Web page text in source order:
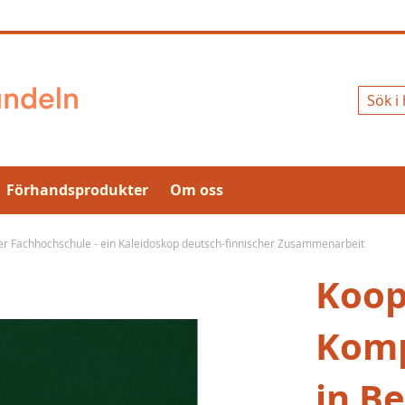
Förhandsprodukter Om oss
Fachhochschule - ein Kaleidoskop deutsch-finnischer Zusammenarbeit